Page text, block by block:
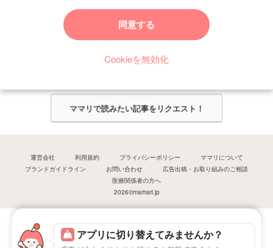
アプリに切り替えてみませんか？
同意する
Cookieを無効化
ママリからのお知らせ
ママリ編集部がみなさんのご意見をもとに記事を作成させていただきま
ママリで読みたい記事をリクエスト！
運営会社 利用規約 プライバシーポリシー
ママリについて
ブランドガイドライン
お問い合わせ
広告出稿・お取り組みのご相談
医療関係者の方へ
2026©mamari.jp